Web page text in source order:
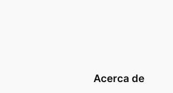
Acerca de